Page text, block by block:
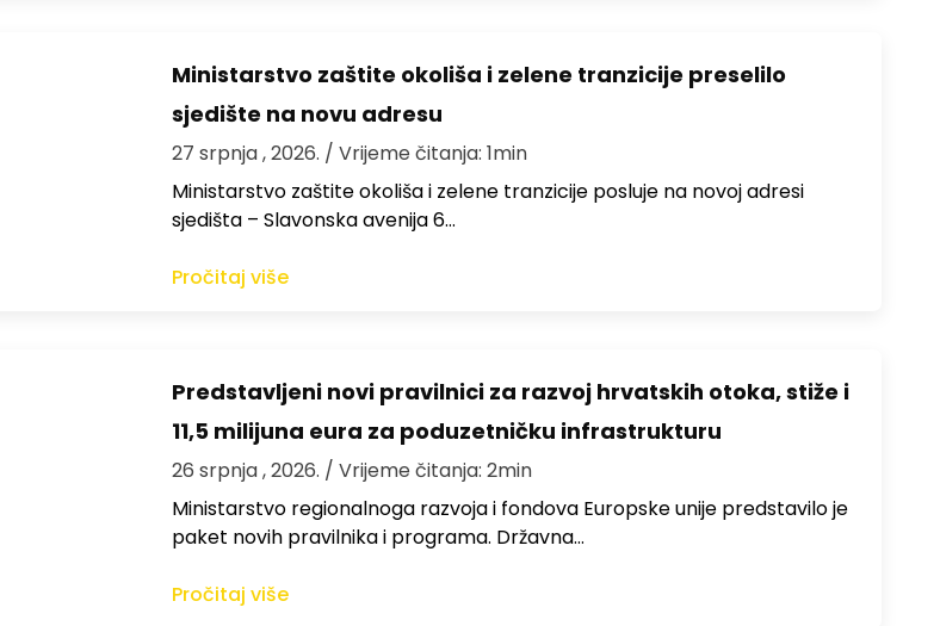
Ministarstvo zaštite okoliša i zelene tranzicije preselilo
sjedište na novu adresu
27 srpnja , 2026. / Vrijeme čitanja: 1min
Ministarstvo zaštite okoliša i zelene tranzicije posluje na novoj adresi
sjedišta – Slavonska avenija 6…
Pročitaj više
Predstavljeni novi pravilnici za razvoj hrvatskih otoka, stiže i
11,5 milijuna eura za poduzetničku infrastrukturu
26 srpnja , 2026. / Vrijeme čitanja: 2min
Ministarstvo regionalnoga razvoja i fondova Europske unije predstavilo je
paket novih pravilnika i programa. Državna…
Pročitaj više